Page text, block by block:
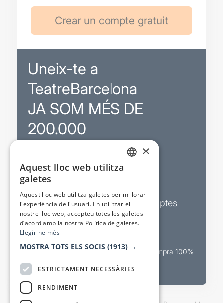
Uneix-te a
TeatreBarcelona
JA SOM MÉS DE
200.000
Sortejos exclusius
Butlletins d’actualitat i descomptes
Valora espectacles
Canal oficial de venda teatral Compra 100%
×
Aquest lloc web utilitza
galetes
Aquest lloc web utilitza galetes per millorar
l'experiència de l'usuari. En utilitzar el
nostre lloc web, accepteu totes les galetes
d’acord amb la nostra Política de galetes.
Llegir-ne més
MOSTRA TOTS ELS SOCIS (1913) →
ESTRICTAMENT NECESSÀRIES
RENDIMENT